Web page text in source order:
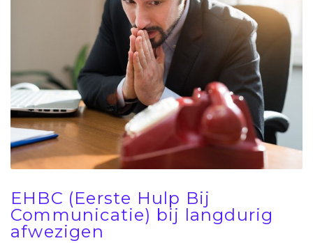
EHBC (Eerste Hulp Bij
Communicatie) bij langdurig
afwezigen